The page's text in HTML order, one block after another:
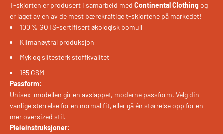
T-skjorten er produsert i samarbeid med Continental Clothing og
er laget av en av de mest bærekraftige t-skjortene på markedet!
100 % GOTS-sertifisert økologisk bomull
Klimanøytral produksjon
Myk og slitesterk stoffkvalitet
185 GSM
Passform:
Unisex-modellen gir en avslappet, moderne passform. Velg din
vanlige størrelse for en normal fit, eller gå én størrelse opp for en
mer oversized stil.
Pleieinstruksjoner: